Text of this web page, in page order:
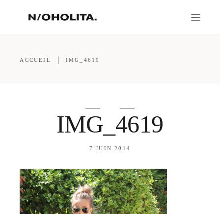
ACCUEIL IMG_4619
IMG_4619
7 JUIN 2014